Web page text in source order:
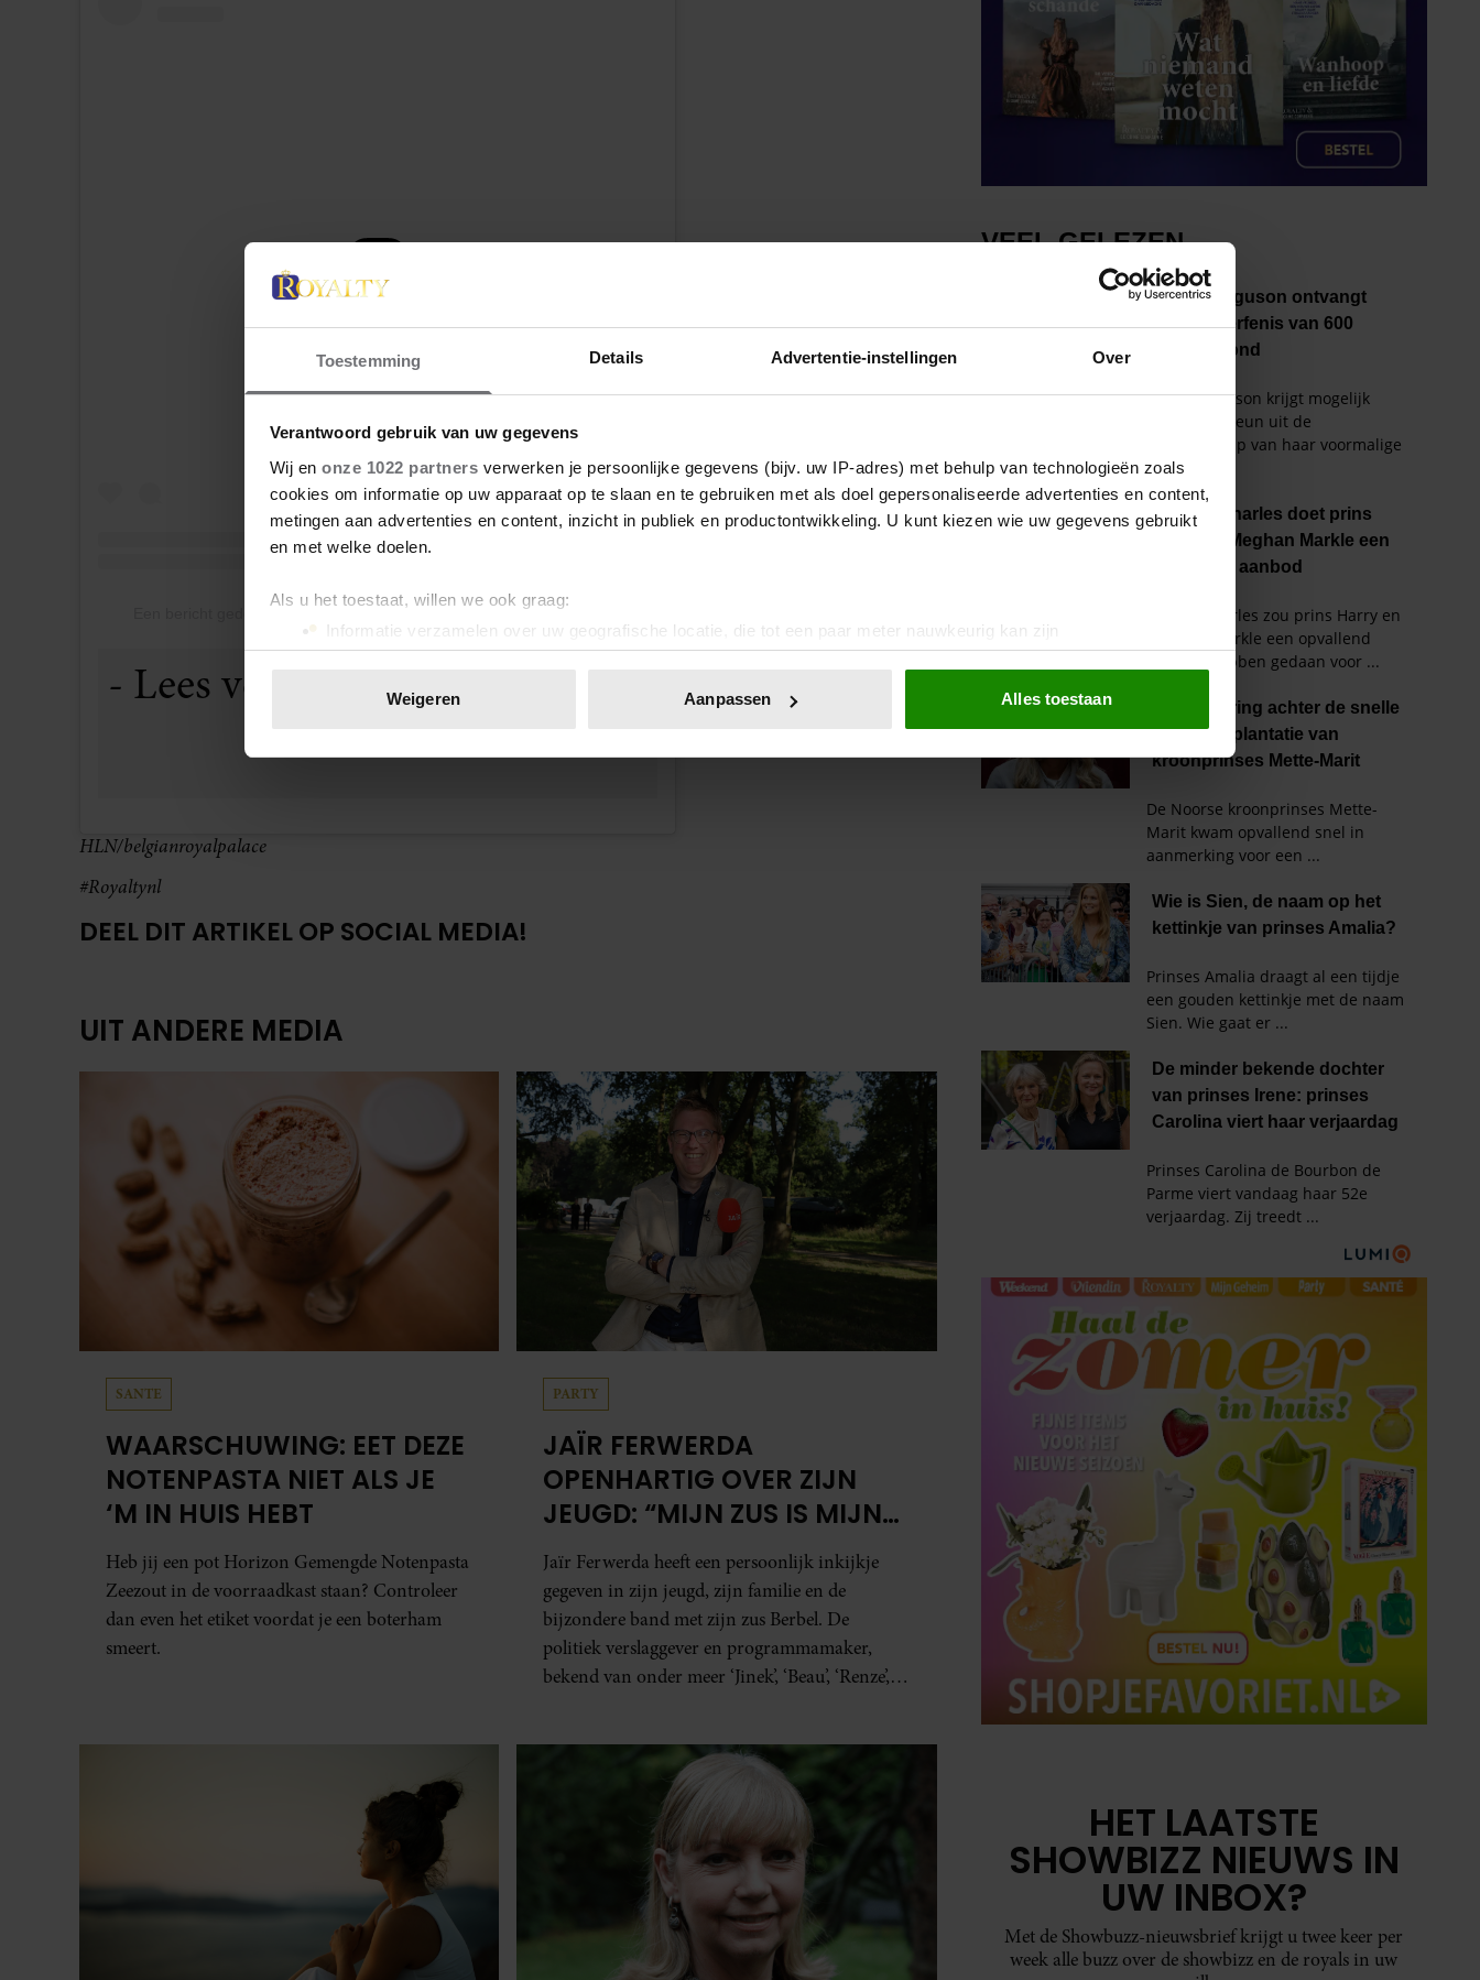
Toestemming Details Advertentie-instellingen Over
Verantwoord gebruik van uw gegevens
Wij en onze 1022 partners verwerken je persoonlijke gegevens (bijv. uw IP-adres) met behulp van technologieën zoals
cookies om informatie op uw apparaat op te slaan en te gebruiken met als doel gepersonaliseerde advertenties en content,
metingen aan advertenties en content, inzicht in publiek en productontwikkeling. U kunt kiezen wie uw gegevens gebruikt
en met welke doelen.
Als u het toestaat, willen we ook graag:
Informatie verzamelen over uw geografische locatie, die tot een paar meter nauwkeurig kan zijn
Uw apparaat identificeren door het actief te scannen op specifieke eigenschappen (fingerprinting)
toestemming op elk moment wijzigen of intrekken in de Cookieverklaring.
We gebruiken cookies om content en advertenties te personaliseren, om functies voor social media te bieden en om ons
websiteverkeer te analyseren. Ook delen we informatie over uw gebruik van onze site met onze partners voor social
media, adverteren en analyse. Deze partners kunnen deze gegevens combineren met andere informatie die u aan ze heeft
Weigeren Aanpassen Alles toestaan
Dit bericht op Instagram bekijken
Een bericht gedeeld door Belgian Royal Palace (@belgianroyalpalace)
HLN/belgianroyalpalace
#Royaltynl
DEEL DIT ARTIKEL OP SOCIAL MEDIA!
UIT ANDERE MEDIA
SANTE
WAARSCHUWING: EET DEZE
NOTENPASTA NIET ALS JE
‘M IN HUIS HEBT
Heb jij een pot Horizon Gemengde Notenpasta
Zeezout in de voorraadkast staan? Controleer
dan even het etiket voordat je een boterham
smeert.
PARTY
JAÏR FERWERDA
OPENHARTIG OVER ZIJN
JEUGD: “MIJN ZUS IS MIJN
MORELE KOMPAS”
Jaïr Ferwerda heeft een persoonlijk inkijkje
gegeven in zijn jeugd, zijn familie en de
bijzondere band met zijn zus Berbel. De
politiek verslaggever en programmamaker,
bekend van onder meer ‘Jinek’, ‘Beau’, ‘Renze’,
carrière. Nog altijd kan hij voor advies bij zijn
HET LAATSTE
SHOWBIZZ NIEUWS IN
UW INBOX?
Met de Showbuzz-nieuwsbrief krijgt u twee keer per
week alle buzz over de showbizz en de royals in uw